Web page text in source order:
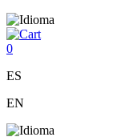
0
ES
EN